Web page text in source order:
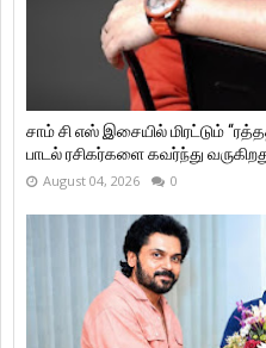
சாம் சி எஸ் இசையில் மிரட்டும்
பாடல் ரசிகர்களை கவர்ந்து
August 04, 2026 0